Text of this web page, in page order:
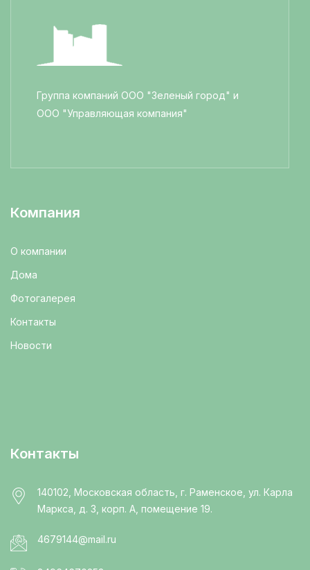
Группа компаний ООО "Зеленый город" и
ООО "Управляющая компания"
Компания
О компании
Дома
Фотогалерея
Контакты
Новости
Контакты
140102, Московская область, г. Раменское, ул. Карла
Маркса, д. 3, корп. А, помещение 19.
4679144@mail.ru